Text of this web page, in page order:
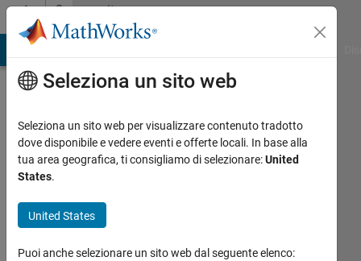
Vai al contenutoCommunity
Profile
arushi
dal 2022
Seleziona un sito web
Seleziona un sito web per visualizzare contenuto tradotto
dove disponibile e vedere eventi e offerte locali. In base alla
tua area geografica, ti consigliamo di selezionare:United
States.
United States
Puoi anche selezionare un sito web dal seguente elenco: